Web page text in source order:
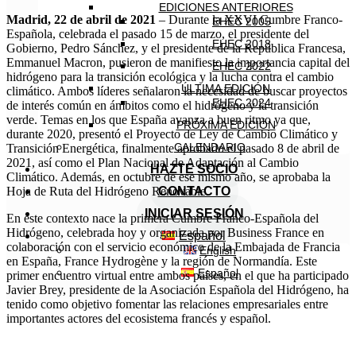
EDICIONES ANTERIORES
EHEC 2005
EHEC 2018
EHEC 2022
ÚLTIMA EDICIÓN
EHEC 2024
PRÓXIMA EDICIÓN
CALENDARIO
HAZTE SOCIO
CONTACTO
INICIAR SESIÓN
Español
English
Español
Madrid, 22 de abril de 2021 – Durante la XXVI Cumbre Franco-
Española, celebrada el pasado 15 de marzo, el presidente del
Gobierno, Pedro Sánchez, y el presidente de la República Francesa,
Emmanuel Macron, pusieron de manifiesto la importancia capital del
hidrógeno para la transición ecológica y la lucha contra el cambio
climático. Ambos líderes señalaron la necesidad de buscar proyectos
de interés común en ámbitos como el hidrógeno y la transición
verde. Temas en los que España avanza a buen ritmo ya que,
durante 2020, presentó el Proyecto de Ley de Cambio Climático y
Transición Energética, finalmente aprobado el pasado 8 de abril de
2021, así como el Plan Nacional de Adaptación al Cambio
Climático. Además, en octubre de ese mismo año, se aprobaba la
Hoja de Ruta del Hidrógeno Renovable.
En este contexto nace la primera Cumbre Franco-Española del
Hidrógeno, celebrada hoy y organizada por Business France en
colaboración con el servicio económico de la Embajada de Francia
en España, France Hydrogène y la región de Normandía. Este
primer encuentro virtual entre ambos países, en el que ha participado
Javier Brey, presidente de la Asociación Española del Hidrógeno, ha
tenido como objetivo fomentar las relaciones empresariales entre
importantes actores del ecosistema francés y español.